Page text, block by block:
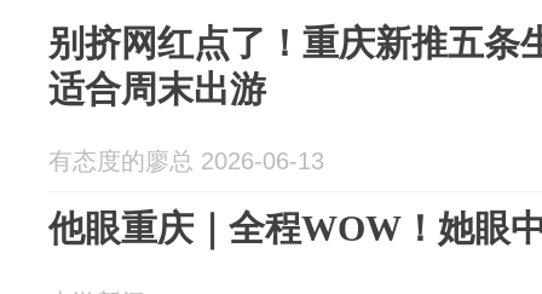
别挤网红点了！重庆新推五条
适合周末出游
有态度的廖总 2026-06-13
他眼重庆｜全程WOW！她眼